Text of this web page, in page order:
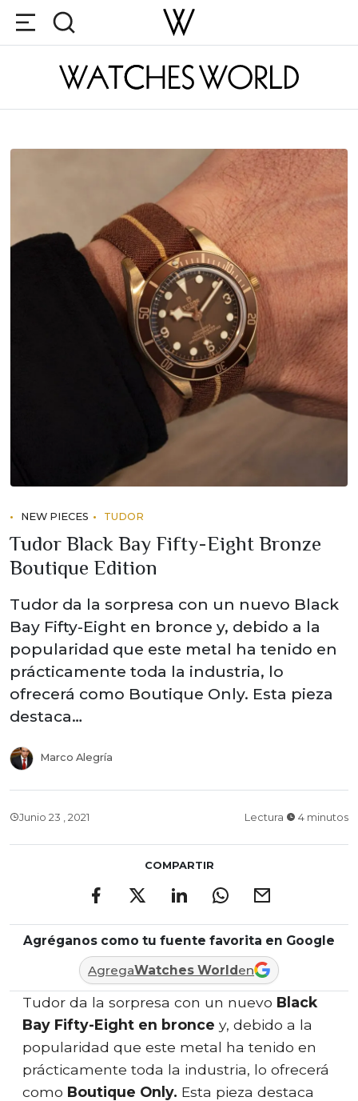
NEW PIECES TUDOR
Tudor Black Bay Fifty-Eight Bronze
Boutique Edition
Tudor da la sorpresa con un nuevo Black
Bay Fifty-Eight en bronce y, debido a la
popularidad que este metal ha tenido en
prácticamente toda la industria, lo
ofrecerá como Boutique Only. Esta pieza
destaca…
Marco Alegría
Junio 23 , 2021 Lectura 4 minutos
COMPARTIR
Agréganos como tu fuente favorita en Google
AgregaWatches Worlden
Tudor da la sorpresa con un nuevo Black
Bay Fifty-Eight en bronce y, debido a la
popularidad que este metal ha tenido en
prácticamente toda la industria, lo ofrecerá
como Boutique Only. Esta pieza destaca